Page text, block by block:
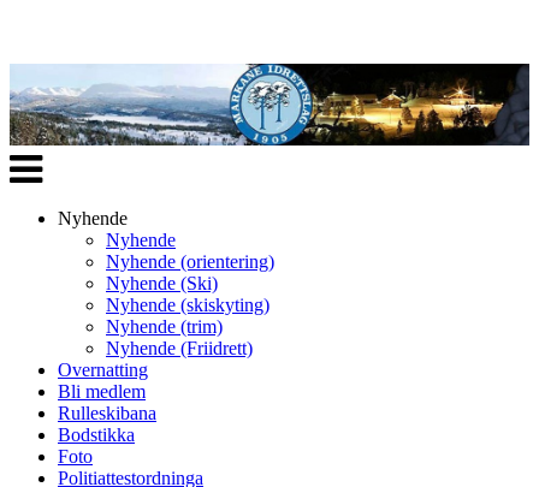
Veksle
navigasjon
Nyhende
Nyhende
Nyhende (orientering)
Nyhende (Ski)
Nyhende (skiskyting)
Nyhende (trim)
Nyhende (Friidrett)
Overnatting
Bli medlem
Rulleskibana
Bodstikka
Foto
Politiattestordninga